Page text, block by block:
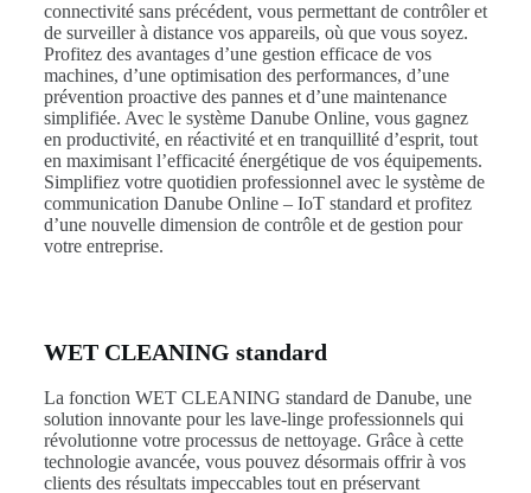
connectivité sans précédent, vous permettant de contrôler et
de surveiller à distance vos appareils, où que vous soyez.
Profitez des avantages d’une gestion efficace de vos
machines, d’une optimisation des performances, d’une
prévention proactive des pannes et d’une maintenance
simplifiée. Avec le système Danube Online, vous gagnez
en productivité, en réactivité et en tranquillité d’esprit, tout
en maximisant l’efficacité énergétique de vos équipements.
Simplifiez votre quotidien professionnel avec le système de
communication Danube Online – IoT standard et profitez
d’une nouvelle dimension de contrôle et de gestion pour
votre entreprise.
WET CLEANING standard
La fonction WET CLEANING standard de Danube, une
solution innovante pour les lave-linge professionnels qui
révolutionne votre processus de nettoyage. Grâce à cette
technologie avancée, vous pouvez désormais offrir à vos
clients des résultats impeccables tout en préservant